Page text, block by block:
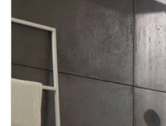
Термостат прихованого
монтажу RainSelect на 5